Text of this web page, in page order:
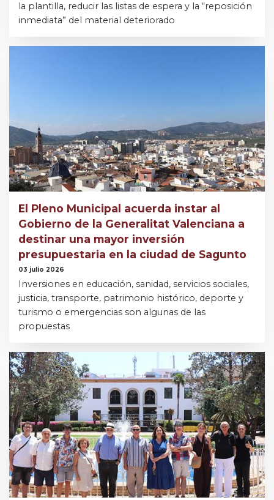
la plantilla, reducir las listas de espera y la “reposición
inmediata” del material deteriorado
El Pleno Municipal acuerda instar al
Gobierno de la Generalitat Valenciana a
destinar una mayor inversión
presupuestaria en la ciudad de Sagunto
03 julio 2026
Inversiones en educación, sanidad, servicios sociales,
justicia, transporte, patrimonio histórico, deporte y
turismo o emergencias son algunas de las
propuestas